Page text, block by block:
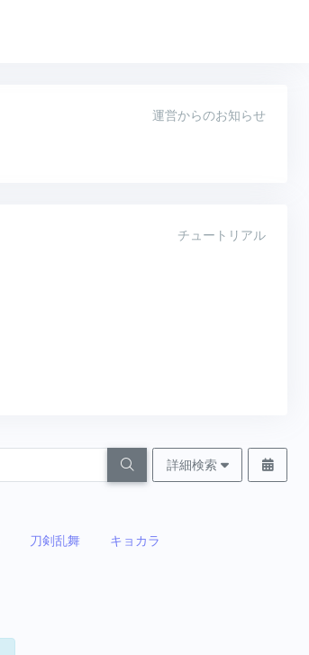
運営からのお知らせ
チュートリアル
詳細検索
刀剣乱舞 キョカラ